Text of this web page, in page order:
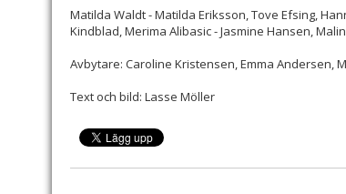
Matilda Waldt - Matilda Eriksson, Tove Efsing,
Kindblad, Merima Alibasic - Jasmine Hansen,
Avbytare: Caroline Kristensen, Emma Andersen,
Text och bild: Lasse Möller